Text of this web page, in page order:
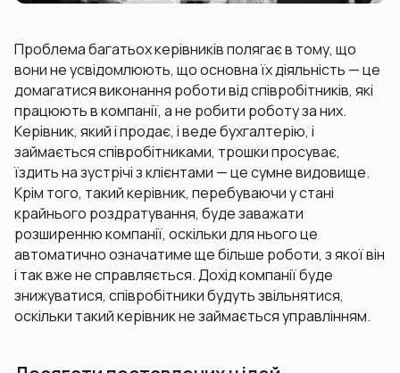
Проблема багатьох керівників полягає в тому, що
вони не усвідомлюють, що основна їх діяльність — це
домагатися виконання роботи від співробітників, які
працюють в компанії, а не робити роботу за них.
Керівник, який і продає, і веде бухгалтерію, і
займається співробітниками, трошки просуває,
їздить на зустрічі з клієнтами — це сумне видовище.
Крім того, такий керівник, перебуваючи у стані
крайнього роздратування, буде заважати
розширенню компанії, оскільки для нього це
автоматично означатиме ще більше роботи, з якої він
і так вже не справляється. Дохід компанії буде
знижуватися, співробітники будуть звільнятися,
оскільки такий керівник не займається управлінням.